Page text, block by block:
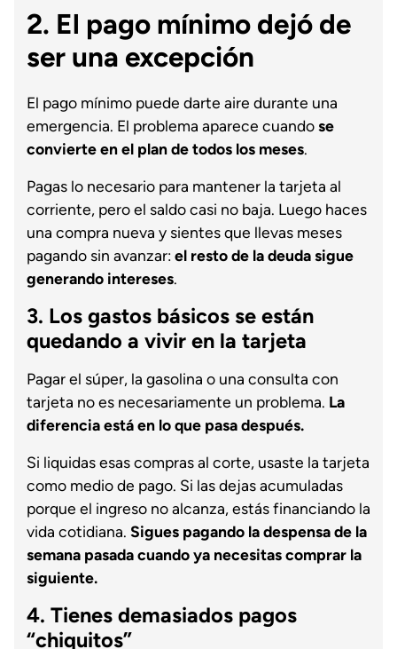
2. El pago mínimo dejó de
ser una excepción
El pago mínimo puede darte aire durante una
emergencia. El problema aparece cuandose
convierte en el plan de todos los meses.
Pagas lo necesario para mantener la tarjeta al
corriente, pero el saldo casi no baja. Luego haces
una compra nueva y sientes que llevas meses
pagando sin avanzar: el resto de la deuda sigue
generando intereses.
3. Los gastos básicos se están
quedando a vivir en la tarjeta
Pagar el súper, la gasolina o una consulta con
tarjeta no es necesariamente un problema. La
diferencia está en lo que pasa después.
Si liquidas esas compras al corte, usaste la tarjeta
como medio de pago. Si las dejas acumuladas
porque el ingreso no alcanza, estás financiando la
vida cotidiana. Sigues pagando la despensa de la
semana pasada cuando ya necesitas comprar la
siguiente.
4. Tienes demasiados pagos
“chiquitos”